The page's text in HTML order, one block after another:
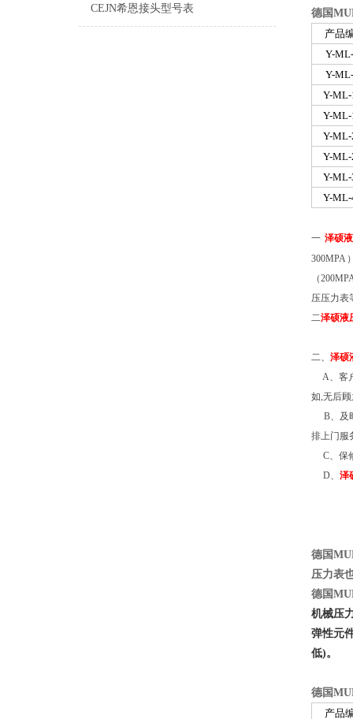
CEJN希恩接头型号表
德国
产品
Y-
Y-
Y-ML-
Y-ML-
Y-ML-
Y-ML-
Y-ML-
Y-ML-
一 泽硕
300MPA
（
压压力表
二泽硕液
二、 泽硕
A、客
如,无后
B、及
排上门服
C、保
D、 泽
德国
压力表
德国
机械压
弹性元
低)。
德国
产品